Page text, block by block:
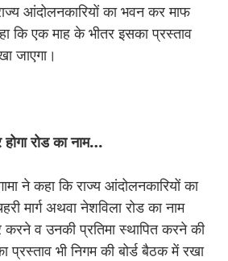
आंदोलनकारियों का भवन कर माफ
कि एक माह के भीतर इसका प्रस्ताव
जाएगा।
होगारोडकानाम…
ने कहा कि राज्य आंदोलनकारियों का
मार्ग अथवा नेशविला रोड का नाम
व उनकी प्रतिमा स्थापित करने की
भी निगम की बोर्ड बैठक में रखा